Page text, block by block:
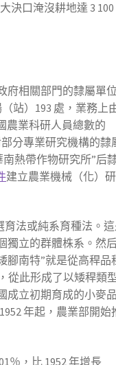
決口淹沒耕地達 3 100
府相關部門的隸屬單位
站）193 處，業務上
農業科研人員總數的
分專業研究機構的隸
南熱帶作物研究所”后
建立農業機械（化）
育法或純系育種法。
獨立的群體株系。然
腳南特”就是從高稈品
從此形成了以矮稈類
成立初期育成的小麥
年起，農業部開始
％，比 1952 年增長